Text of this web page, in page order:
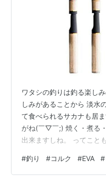
ワタシの釣りは釣る楽し
しみがあることから 淡水
て食べられるサカナも居
がね(￣▽￣;) 焼く・煮る
出来ますしね。 ってこと
ッドのコルクのグリップ
本来はEVAの黒いスポン
#釣り #コルク #EVA #